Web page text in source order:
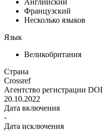
Французский
Несколько языков
Язык
Великобритания
Страна
Crossref
Агентство регистрации DOI
20.10.2022
Дата включения
-
Дата исключения